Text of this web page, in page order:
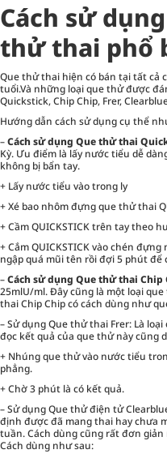
Cách sử
thử thai phổ
Que thử thai hiện có bán tại tất cả
tuổi.Và những loại que thử được
Quickstick, Chip Chip, Frer,
Hướng dẫn cách sử dụng cụ thể
–Cách sử dụng Que thử thai
Kỳ. Ưu điểm là lấy nước tiểu dễ
không bị bẩn tay.
+ Lấy nước tiểu vào trong ly
+ Xé bao nhôm đựng que thử thai
+ Cầm QUICKSTICK trên tay theo
+ Cắm QUICKSTICK vào chén
ngập quá mũi tên rồi đợi 5 phút để
–Cách sử dụng Que thử thai Chip
25mlU/ml. Đây cũng là một loại
thai Chip Chip có cách dùng như
– Sử dụng Que thử thai Frer: Là
đọc kết quả của que thử này cũng
+ Nhúng que thử vào nước tiểu
phẳng.
+ Chờ 3 phút là có kết quả.
– Sử dụng Que thử điện tử
định được đã mang thai hay chưa
tuần. Cách dùng cũng rất đơn
Cách dùng như sau: